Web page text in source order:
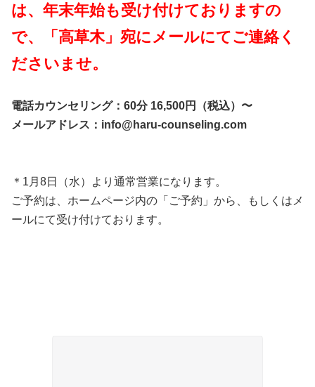
は、年末年始も受け付けておりますの
で、「高草木」宛にメールにてご連絡く
ださいませ。
電話カウンセリング：60分 16,500円（税込）〜
メールアドレス：info@haru-counseling.com
＊1月8日（水）より通常営業になります。
ご予約は、ホームページ内の「ご予約」から、もしくはメ
ールにて受け付けております。